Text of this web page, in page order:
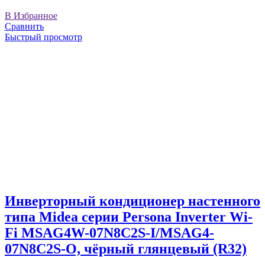
В Избранное
Сравнить
Быстрый просмотр
Инверторный кондиционер настенного
типа Midea серии Persona Inverter Wi-
Fi MSAG4W-07N8C2S-I/MSAG4-
07N8C2S-O, чёрный глянцевый (R32)